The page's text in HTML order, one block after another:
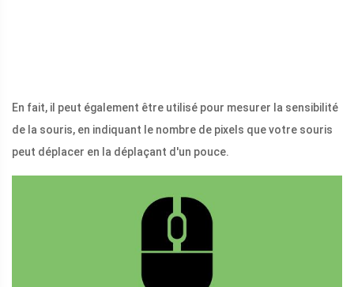
En fait, il peut également être utilisé pour mesurer la sensibilité
de la souris, en indiquant le nombre de pixels que votre souris
peut déplacer en la déplaçant d'un pouce.